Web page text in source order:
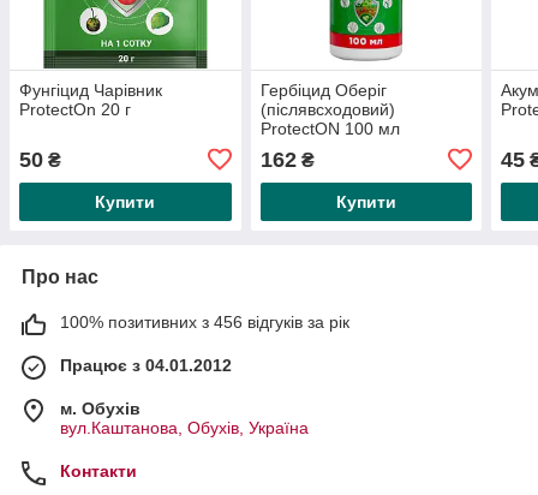
Фунгіцид Чарівник
ProtectOn 20 г
50 ₴
Купити
Гербіцид Оберіг
(післявсходовий)
ProtectON 100 мл
162₴
Купити
45
Про нас
100% позитивних з 456 відгуків за рік
Працює з 04.01.2012
м. Обухів
вул.Каштанова, Обухів, Україна
Контакти